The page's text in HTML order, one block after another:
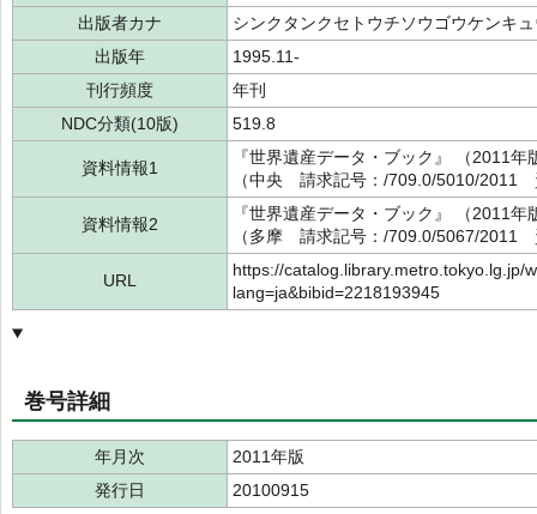
出版者カナ
シンクタンクセトウチソウゴウケンキ
出版年
1995.11-
刊行頻度
年刊
NDC分類(10版)
519.8
資料情報1
『世界遺産データ・ブック』 （2011
（中央 請求記号：/709.0/5010/2011
資料情報2
『世界遺産データ・ブック』 （2011
（多摩 請求記号：/709.0/5067/2011
URL
https://catalog.library.metro.tokyo.lg.jp/
lang=ja&bibid=2218193945
巻号詳細
年月次
2011年版
発行日
20100915